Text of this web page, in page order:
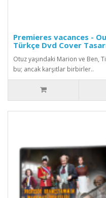
Premieres vacances -
Türkçe Dvd Cover
Otuz yaşındaki Marion ve Ben,
bu; ancak karşıtlar birbirler..